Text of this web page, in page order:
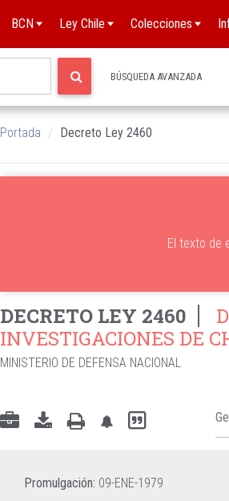
BCN Ley Chile Colecciones
BÚSQUEDA AVANZADA
Portada Decreto Ley 2460
El texto de
DECRETO LEY 2460
INVESTIGACIONES DE
MINISTERIO DE DEFENSA NACIONAL
Promulgación: 09-ENE-1979